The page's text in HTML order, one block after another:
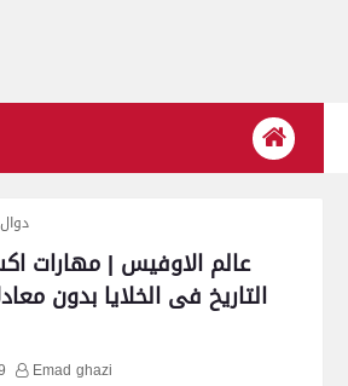
عالم الاوفيس | مهارات
التاريخ فى الخلايا بدون
Emad ghazi